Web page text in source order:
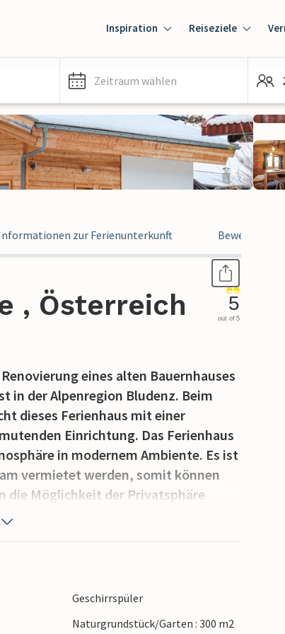
Inspiration Reiseziele
Zeitraum wählen
zur Ferienunterkunft Bewertungen
, Österreich 5
out of 5
eines alten Bauernhauses
in der Alpenregion Bludenz. Beim
dieses Ferienhaus mit einer
Einrichtung. Das Ferienhaus
in modernem Ambiente. Es ist
vermietet werden, somit können
die Möglichkeit der Privatsphäre
im Sommer die vielzähligen, gut
duftende Almwiesen und luftige
finden hier die
Geschirrspüler
Naturgrundstück/Garten : 300 m2